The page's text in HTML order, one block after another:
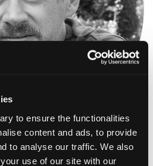
to ensure the functionalities
content and ads, to provide
to analyse our traffic. We also
use of our site with our